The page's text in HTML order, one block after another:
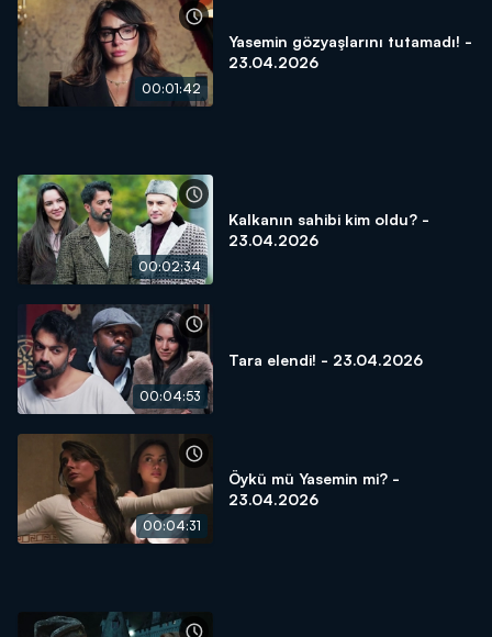
00:01:42
Yasemin gözyaşlarını tutamadı! -
23.04.2026
00:02:34
Kalkanın sahibi kim oldu? -
23.04.2026
00:04:53
Tara elendi! - 23.04.2026
00:04:31
Öykü mü Yasemin mi? -
23.04.2026